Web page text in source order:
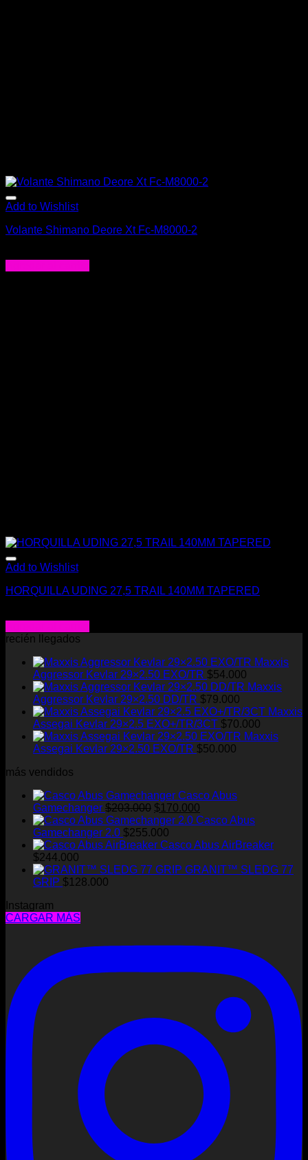
Add to Wishlist
Volante Shimano Deore Xt Fc-M8000-2
Add to Wishlist
HORQUILLA UDING 27,5 TRAIL 140MM TAPERED
original
$380.000.$250.000.
recién llegados
Maxxis
Aggressor Kevlar 29×2.50 EXO/TR $54.000
Maxxis
Aggressor Kevlar 29×2.50 DD/TR $79.000
Maxxis
Assegai Kevlar 29×2.5 EXO+/TR/3CT $70.000
Maxxis
Assegai Kevlar 29×2.50 EXO/TR $50.000
más vendidos
Casco Abus
Gamechanger $203.000 El
precio
original
era:
$170.000
precio
es:
Casco Abus
Gamechanger 2.0 $255.000
Casco Abus AirBreaker
$244.000
GRANIT™ SLEDG 77
GRIP $128.000
Instagram
CARGAR MÁS